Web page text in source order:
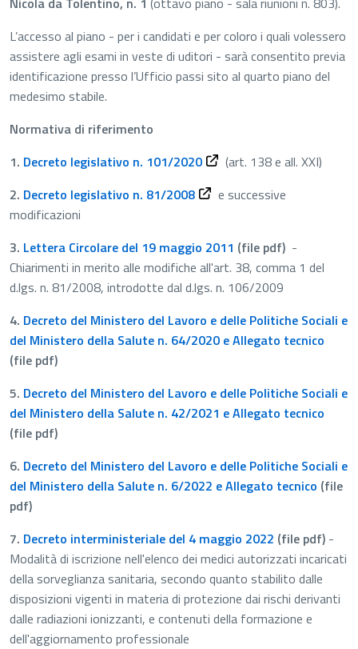
L’accesso al piano - per i candidati e per coloro i quali volessero
assistere agli esami in veste di uditori - sarà consentito previa
identificazione presso l’Ufficio passi sito al quarto piano del
medesimo stabile.
Normativa di riferimento
1. Decreto legislativo n. 101/2020
(art. 138 e all. XXI)
2. Decreto legislativo n. 81/2008
e successive
modificazioni
3. Lettera Circolare del 19 maggio 2011 (file pdf) -
Chiarimenti in merito alle modifiche all'art. 38, comma 1 del
d.lgs. n. 81/2008, introdotte dal d.lgs. n. 106/2009
4. Decreto del Ministero del Lavoro e delle Politiche Sociali e
del Ministero della Salute n. 64/2020 e Allegato tecnico
(file pdf)
5. Decreto del Ministero del Lavoro e delle Politiche Sociali e
del Ministero della Salute n. 42/2021 e Allegato tecnico
(file pdf)
6. Decreto del Ministero del Lavoro e delle Politiche Sociali e
del Ministero della Salute n. 6/2022 e Allegato tecnico (file
pdf)
7. Decreto interministeriale del 4 maggio 2022 (file pdf) -
Modalità di iscrizione nell'elenco dei medici autorizzati incaricati
della sorveglianza sanitaria, secondo quanto stabilito dalle
disposizioni vigenti in materia di protezione dai rischi derivanti
dalle radiazioni ionizzanti, e contenuti della formazione e
dell'aggiornamento professionale